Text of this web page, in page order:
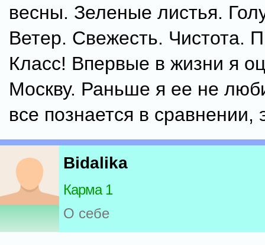
весны. Зеленые листья.
Ветер. Свежесть. Чистота.
Класс! Впервые в жизни я
Москву. Раньше я ее не
все познается в сравнении,
Bidalika
Карма 1
О себе